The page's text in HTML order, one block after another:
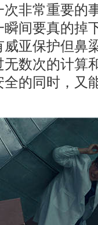
次非常重要的
瞬间要真的掉
威亚保护但鼻
无数次的计算
全的同时，又